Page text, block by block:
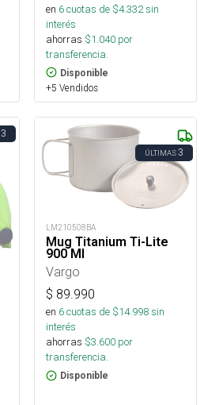
en 6cuotas de $4.332sin
interés
ahorras $1.040 por
transferencia.
Disponible
+5 Vendidos
3
ÚLTIMAS3
LM210508BA
Mug Titanium Ti-Lite
900 Ml
Vargo
$ 89.990
en 6cuotas de $14.998sin
interés
ahorras $3.600 por
transferencia.
Disponible